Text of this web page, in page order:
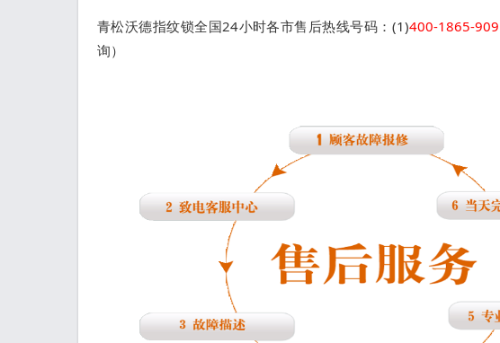
青松沃德指纹锁全国24小时各市售后热线号码：(1)400-1865-909
询）